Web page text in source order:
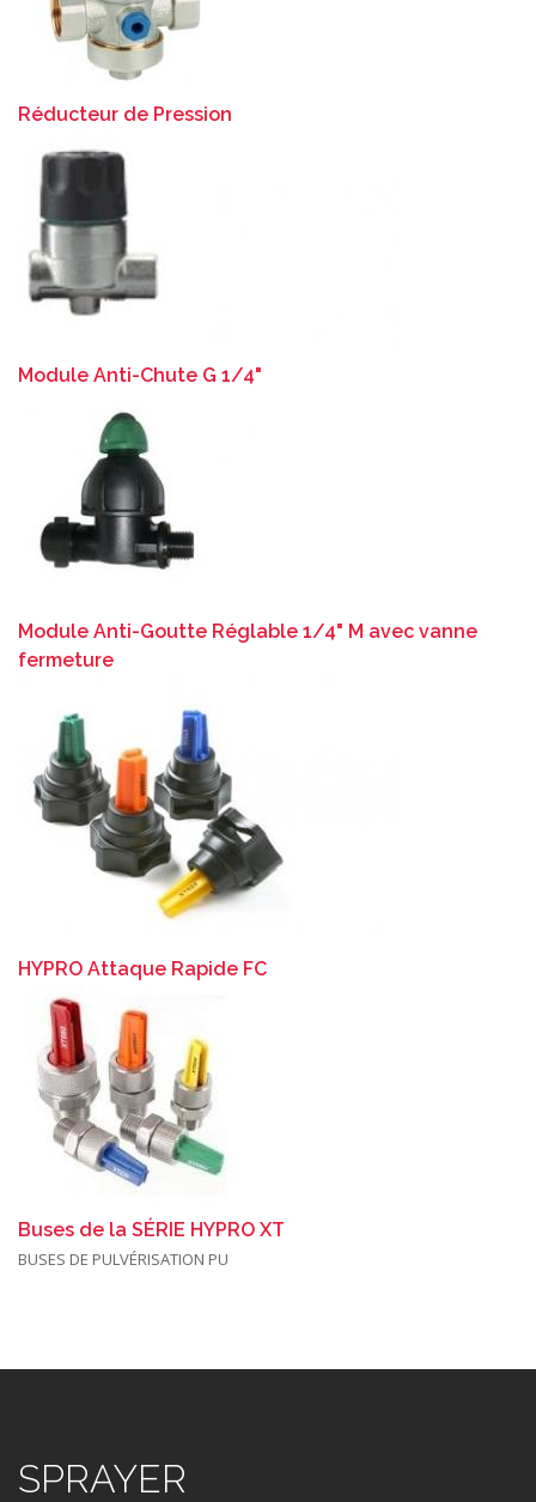
Réducteur de Pression
Module Anti-Chute G 1/4"
Module Anti-Goutte Réglable 1/4" M avec vanne
fermeture
HYPRO Attaque Rapide FC
Buses de la SÉRIE HYPRO XT
BUSES DE PULVÉRISATION PU
SPRAYER